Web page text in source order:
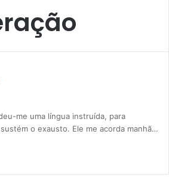
me uma língua instruída, para
o exausto. Ele me acorda manhã…